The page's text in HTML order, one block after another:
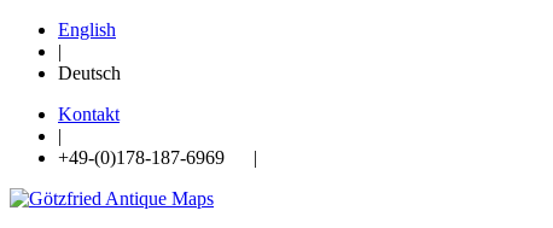
English
|
Deutsch
Kontakt
|
+49-(0)178-187-6969 |